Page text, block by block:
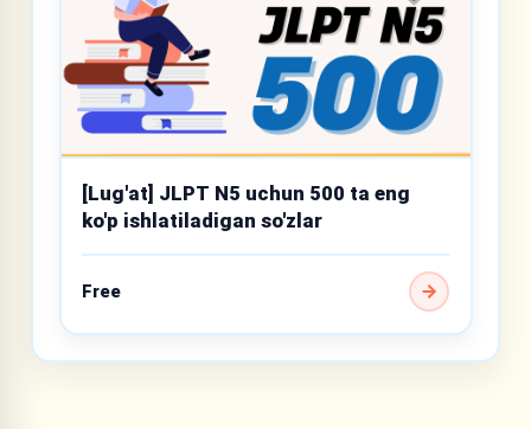
[Lug'at] JLPT N5 uchun 500 ta eng
ko'p ishlatiladigan so'zlar
Free